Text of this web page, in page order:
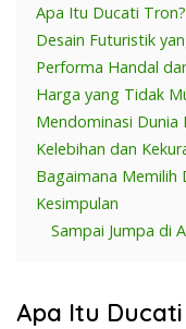
Apa Itu Ducati Tron?
Desain Futuristik
Performa Handal
Harga yang Tidak
Mendominasi Dunia
Kelebihan dan
Bagaimana Memilih
Kesimpulan
Sampai Jumpa di
Apa Itu